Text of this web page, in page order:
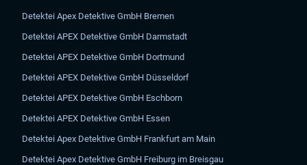
Detektei Apex Detektive GmbH Bremen
Detektei APEX Detektive GmbH Darmstadt
Detektei APEX Detektive GmbH Dortmund
Detektei APEX Detektive GmbH Düsseldorf
Detektei APEX Detektive GmbH Eschborn
Detektei APEX Detektive GmbH Essen
Detektei Apex Detektive GmbH Frankfurt am Main
Detektei Apex Detektive GmbH Freiburg im Breisgau